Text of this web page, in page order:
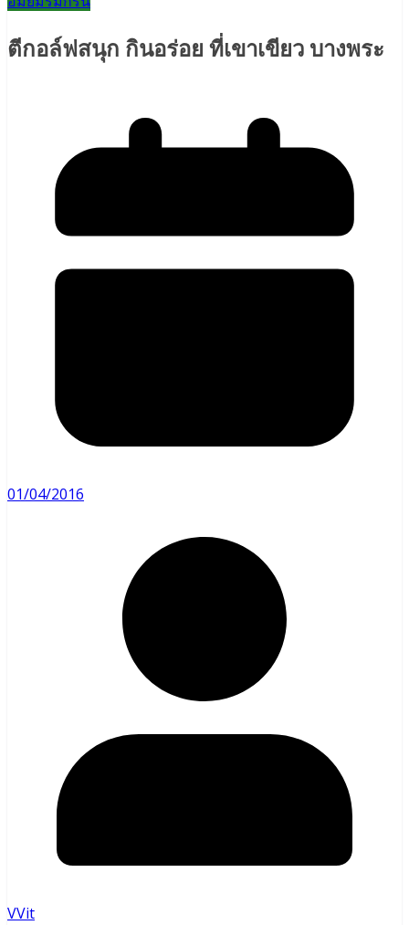
ตีกอล์ฟสนุก กินอร่อย ที่เขาเขียว บางพระ
01/04/2016
VVit